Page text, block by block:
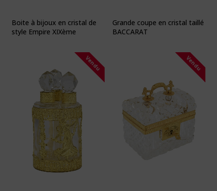
Boite à bijoux en cristal de
style Empire XIXème
Grande coupe en cristal taillé
BACCARAT
Vendu Vendu